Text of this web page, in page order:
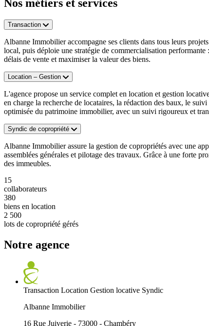
Nos métiers et services
Transaction
Albanne Immobilier accompagne ses clients dans tous leurs
local, puis déploie une stratégie de commercialisation
délais de vente et maximiser la valeur des biens.
Location – Gestion
L'agence propose un service complet en location et gestion
en charge la recherche de locataires, la rédaction des baux, le
optimisée du patrimoine immobilier, avec un suivi rigoureux et
Syndic de copropriété
Albanne Immobilier assure la gestion de copropriétés avec une
assemblées générales et pilotage des travaux. Grâce à une forte
des immeubles.
15
collaborateurs
380
biens en location
2 500
lots de copropriété gérés
Notre agence
Transaction Location Gestion locative Syndic
Albanne Immobilier
16 Rue Juiverie - 73000 - Chambéry